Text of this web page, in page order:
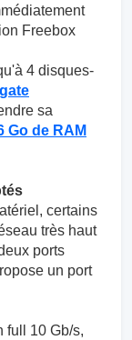
Freebox
4 disques-
sa
Go de RAM
certains
très haut
ports
un port
full 10 Gb/s,